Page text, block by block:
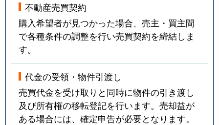
不動産売買契約
購入希望者が見つかった場合、売主・買主間
で各種条件の調整を行い売買契約を締結しま
す。
代金の受領・物件引渡し
売買代金を受け取りと同時に物件の引き渡し
及び所有権の移転登記を行います。売却益が
ある場合には、確定申告が必要となります。